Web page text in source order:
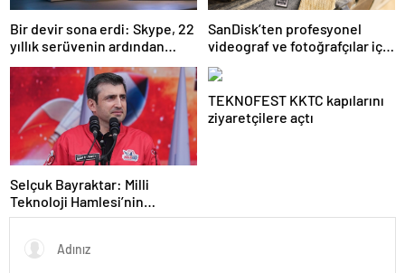
Bir devir sona erdi: Skype, 22
yıllık serüvenin ardından
kapatıldı
SanDisk’ten profesyonel
videograf ve fotoğrafçılar için
yeni depolama çözümleri
Selçuk Bayraktar: Milli
Teknoloji Hamlesi’nin
meydanı
TEKNOFEST KKTC kapılarını
ziyaretçilere açtı